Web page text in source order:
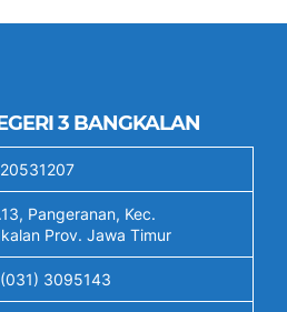
3 BANGKALAN
20531207
Pangeranan, Kec.
Prov. Jawa Timur
(031) 3095143